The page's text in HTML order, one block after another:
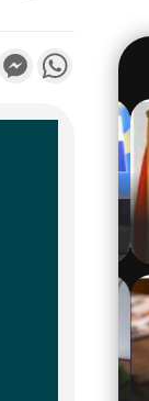
Gmail MessengerWhatsApp
au